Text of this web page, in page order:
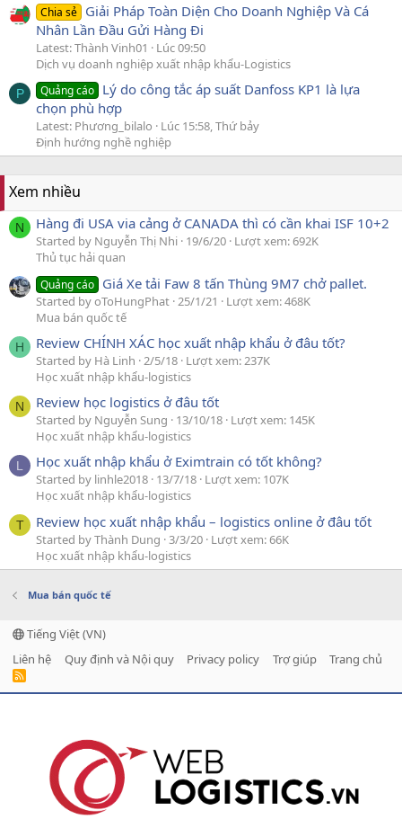
Chia sẻ Giải Pháp Toàn Diện Cho Doanh Nghiệp Và Cá
Nhân Lần Đầu Gửi Hàng Đi
Latest: Thành Vinh01
Lúc 09:50
Dịch vụ doanh nghiệp xuất nhập khẩu-Logistics
P Quảng cáo Lý do công tắc áp suất Danfoss KP1 là lựa
chọn phù hợp
Latest: Phương_bilalo
Lúc 15:58, Thứ bảy
Định hướng nghề nghiệp
Xem nhiều
N Hàng đi USA via cảng ở CANADA thì có cần khai ISF 10+2
Started by Nguyễn Thị Nhi 19/6/20 Lượt xem: 692K
Thủ tục hải quan
Quảng cáo Giá Xe tải Faw 8 tấn Thùng 9M7 chở pallet.
Started by oToHungPhat 25/1/21
Lượt xem: 468K
Mua bán quốc tế
H Review CHÍNH XÁC học xuất nhập khẩu ở đâu tốt?
Started by Hà Linh 2/5/18 Lượt xem: 237K
Học xuất nhập khẩu-logistics
N Review học logistics ở đâu tốt
Started by Nguyễn Sung 13/10/18 Lượt xem: 145K
Học xuất nhập khẩu-logistics
L Học xuất nhập khẩu ở Eximtrain có tốt không?
Started by linhle2018 13/7/18 Lượt xem: 107K
Học xuất nhập khẩu-logistics
T Review học xuất nhập khẩu – logistics online ở đâu tốt
Started by Thành Dung 3/3/20 Lượt xem: 66K
Học xuất nhập khẩu-logistics
Mua bán quốc tế
Tiếng Việt (VN)
Liên hệ
Quy định và Nội quy Privacy policy Trợ giúp Trang chủ
R